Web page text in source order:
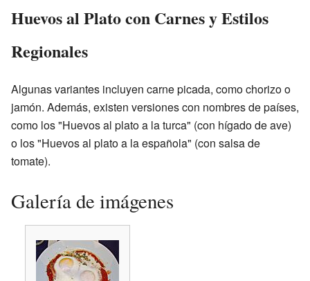
Huevos al Plato con Carnes y Estilos
Regionales
Algunas variantes incluyen carne picada, como chorizo o
jamón. Además, existen versiones con nombres de países,
como los "Huevos al plato a la turca" (con hígado de ave)
o los "Huevos al plato a la española" (con salsa de
tomate).
Galería de imágenes